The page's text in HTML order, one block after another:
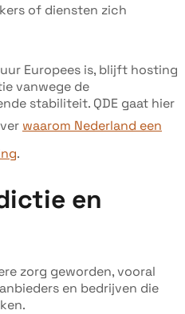
of diensten zich
Europees is, blijft hosting
vanwege de
stabiliteit. QDE gaat hier
waarom Nederland een
.
en
zorg geworden, vooral
en bedrijven die